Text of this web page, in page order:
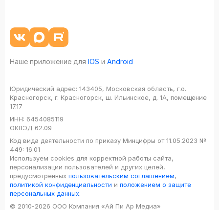
Наше приложение для IOS и Android
Юридический адрес: 143405, Московская область, г.о.
Красногорск, г. Красногорск, ш. Ильинское, д. 1А, помещение
17.17
ИНН: 6454085119
ОКВЭД 62.09
Код вида деятельности по приказу Минцифры от 11.05.2023 №
449: 16.01
Используем cookies для корректной работы сайта,
персонализации пользователей и других целей,
предусмотренных пользовательским соглашением,
политикой конфиденциальности и положением о защите
персональных данных.
© 2010-2026 ООО Компания «Ай Пи Ар Медиа»